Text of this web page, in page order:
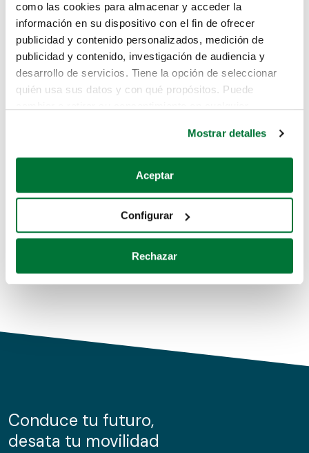
como las cookies para almacenar y acceder la
información en su dispositivo con el fin de ofrecer
publicidad y contenido personalizados, medición de
publicidad y contenido, investigación de audiencia y
desarrollo de servicios. Tiene la opción de seleccionar
quién usa sus datos y con qué propósitos. Puede
Si lo permite, también quisiéramos:
Recopilar información sobre su ubicación geográfica
Identificar su dispositivo analizándolo activamente
para buscar características específicas (huellas
Obtenga más información sobre cómo se procesan sus
de cookies.
información sobre el uso que haga del sitio web con
nuestros partners de redes sociales, publicidad y análisis
Mostrar detalles
Aceptar
Configurar
Rechazar
Lo sentimos, no sabemos como
te hemos traido hasta aquí.
Pero puedes encontrar el coche que estás
buscando en alguno de estos enlaces:
Coches de segunda mano
Coches de km0
Conduce tu futuro,
desata tu movilidad